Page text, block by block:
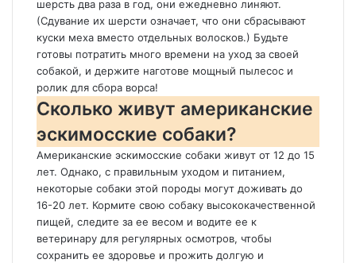
шерсть два раза в год, они ежедневно линяют.
(Сдувание их шерсти означает, что они сбрасывают
куски меха вместо отдельных волосков.) Будьте
готовы потратить много времени на уход за своей
собакой, и держите наготове мощный пылесос и
ролик для сбора ворса!
Сколько живут американские
эскимосские собаки?
Американские эскимосские собаки живут от 12 до 15
лет. Однако, с правильным уходом и питанием,
некоторые собаки этой породы могут доживать до
16-20 лет. Кормите свою собаку высококачественной
пищей, следите за ее весом и водите ее к
ветеринару для регулярных осмотров, чтобы
сохранить ее здоровье и прожить долгую и